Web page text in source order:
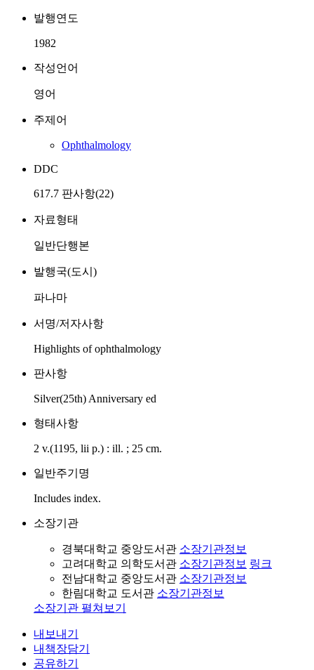
발행연도
1982
작성언어
영어
주제어
Ophthalmology
DDC
617.7 판사항(22)
자료형태
일반단행본
발행국(도시)
파나마
서명/저자사항
Highlights of ophthalmology
판사항
Silver(25th) Anniversary ed
형태사항
2 v.(1195, lii p.) : ill. ; 25 cm.
일반주기명
Includes index.
소장기관
경북대학교 중앙도서관 소장기관정보
고려대학교 의학도서관 소장기관정보 링크
전남대학교 중앙도서관 소장기관정보
한림대학교 도서관 소장기관정보
소장기관 펼쳐보기
내보내기
내책장담기
공유하기